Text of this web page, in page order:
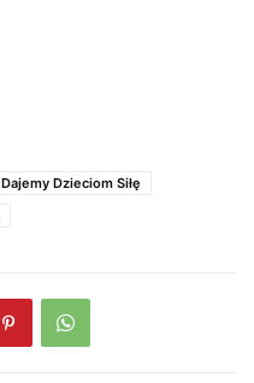
Dajemy Dzieciom Siłę